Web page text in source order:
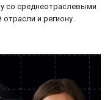
со среднеотраслевыми
отрасли и региону.